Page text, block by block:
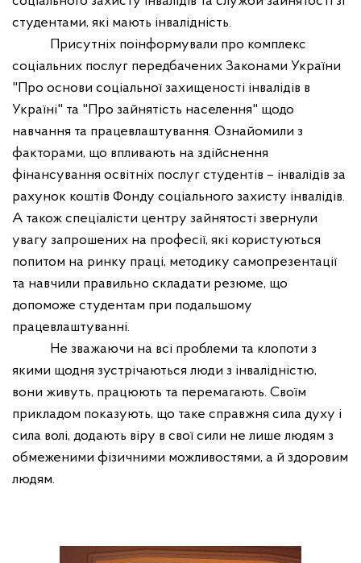
студентами, які мають інвалідність.
Присутніх поінформували про комплекс
соціальних послуг передбачених Законами України
"Про основи соціальної захищеності інвалідів в
Україні" та "Про зайнятість населення" щодо
навчання та працевлаштування. Ознайомили з
факторами, що впливають на здійснення
фінансування освітніх послуг студентів – інвалідів за
рахунок коштів Фонду соціального захисту інвалідів.
А також спеціалісти центру зайнятості звернули
увагу запрошених на професії, які користуються
попитом на ринку праці, методику самопрезентації
та навчили правильно складати резюме, що
допоможе студентам при подальшому
працевлаштуванні.
Не зважаючи на всі проблеми та клопоти з
якими щодня зустрічаються люди з інвалідністю,
вони живуть, працюють та перемагають. Своїм
прикладом показують, що таке справжня сила духу і
сила волі, додають віру в свої сили не лише людям з
обмеженими фізичними можливостями, а й здоровим
людям.